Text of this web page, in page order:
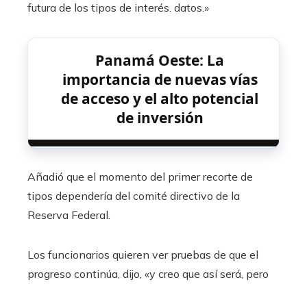
futura de los tipos de interés. datos.»
Panamá Oeste: La
importancia de nuevas vías
de acceso y el alto potencial
de inversión
Añadió que el momento del primer recorte de
tipos dependería del comité directivo de la
Reserva Federal.
Los funcionarios quieren ver pruebas de que el
progreso continúa, dijo, «y creo que así será, pero